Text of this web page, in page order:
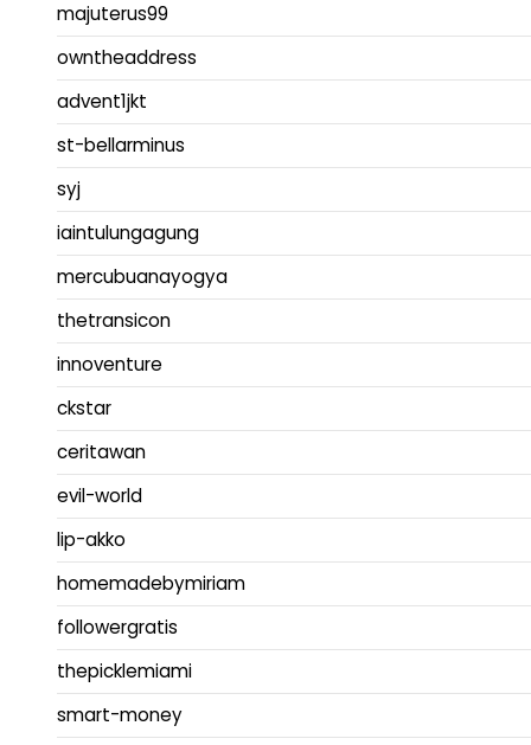
majuterus99
owntheaddress
advent1jkt
st-bellarminus
syj
iaintulungagung
mercubuanayogya
thetransicon
innoventure
ckstar
ceritawan
evil-world
lip-akko
homemadebymiriam
followergratis
thepicklemiami
smart-money